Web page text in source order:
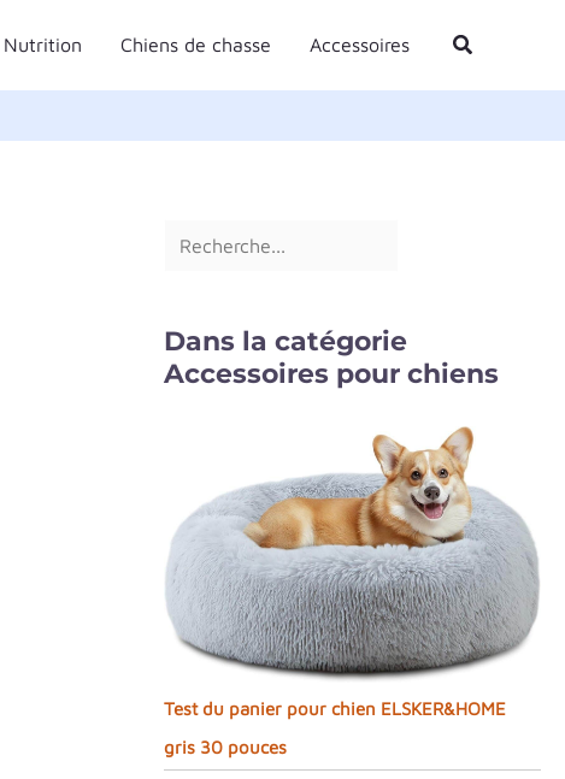
Nutrition Chiens de chasse Accessoires Rechercher
e
c
e
r
Dans la catégorie
Accessoires pour chiens
Test du panier pour chien ELSKER&HOME
gris 30 pouces